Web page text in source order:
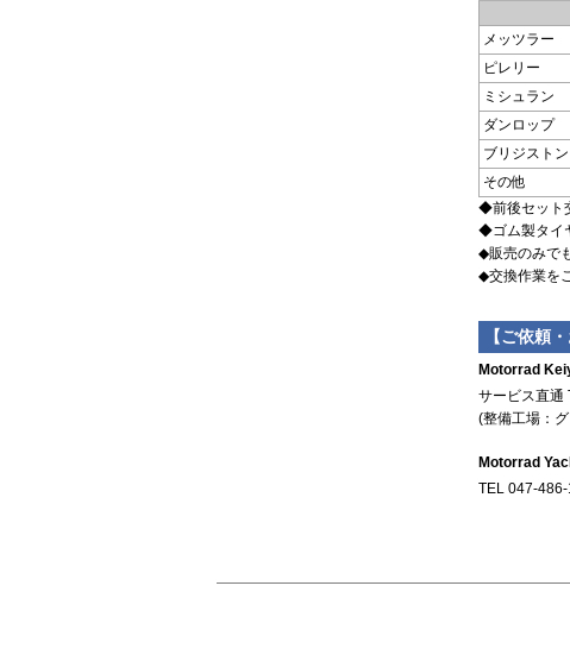
メッツラー
ピレリー
ミシュラン
ダンロップ
ブリジストン
その他
◆前後セット
◆ゴム製タイ
◆販売のみで
◆交換作業を
【ご依頼
Motorrad
サービス直通
(整備工場：
Motorrad
TEL 047-